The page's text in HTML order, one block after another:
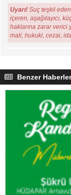
Uyarı! Suç teşkil
içeren, aşağılayıcı,
haklarına zarar
mali, hukuki, cezai,
Benzer Haberler